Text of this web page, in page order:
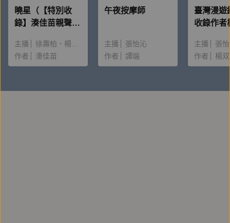
曉星（【特別收
錄】湊佳苗親聲朗
主播 徐壽柏
楊雅淳
作者
湊佳苗
午夜按摩師
主播
張怡沁
作者
譚端
臺灣漫遊
收錄作者
主播
張
作者
楊